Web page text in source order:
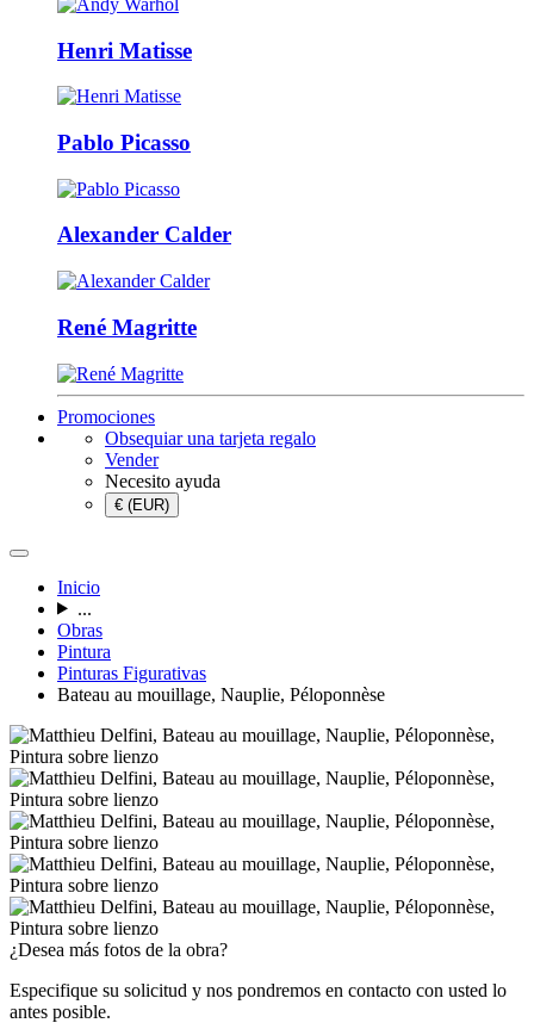
Henri Matisse
Pablo Picasso
Alexander Calder
René Magritte
Promociones
Obsequiar una tarjeta regalo
Vender
Necesito ayuda
€ (EUR)
Inicio
...
Obras
Pintura
Pinturas Figurativas
Bateau au mouillage, Nauplie, Péloponnèse
¿Desea más fotos de la obra?
Especifique su solicitud y nos pondremos en contacto con usted lo
antes posible.